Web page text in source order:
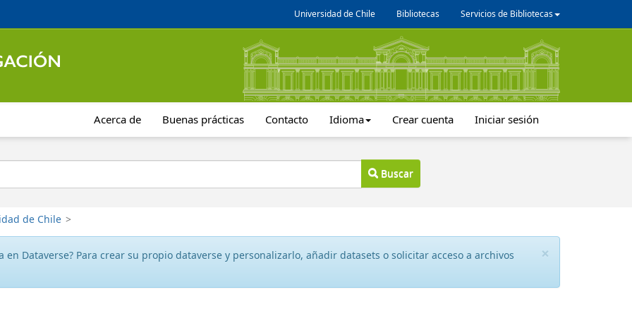
Universidad de Chile Bibliotecas Servicios de Bibliotecas
Acerca de Buenas prácticas Contacto Idioma Crear cuenta Iniciar sesión
Buscar
de Chile >
×
en Dataverse? Para crear su propio dataverse y personalizarlo, añadir datasets o solicitar acceso a archivos